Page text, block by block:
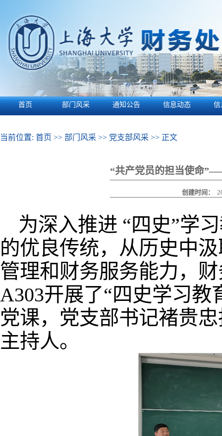
首页 部门风采 通知公告 信息动态 信
当前位置: 首页 >> 部门风采 >> 党支部风采 >> 正文
“共产党员的担当使命
创建时间：
为深入推进 “四史”学
的优良传统，从历史中
管理和财务服务能力，
A303开展了“四史学习
党课，党支部书记褚贵
主持人。